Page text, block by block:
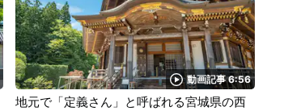
動画記事 6:56
地元で「定義さん」と呼ばれる宮城県の西